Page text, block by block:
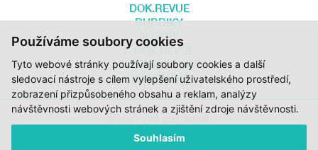
Používáme soubory cookies
Tyto webové stránky používají soubory cookies a další
sledovací nástroje s cílem vylepšení uživatelského prostředí,
zobrazení přizpůsobeného obsahu a reklam, analýzy
návštěvnosti webových stránek a zjištění zdroje návštěvnosti.
Souhlasím
DOK.REVUE
RUBRIKY
AUTOŘI
O DOK.REVUE
PODPOŘTE NÁS
KONTAKTY
ZA PODPORY STÁTNÍHO FONDU KINEMATOGRAFIE, KRAJE VYSOČINA A